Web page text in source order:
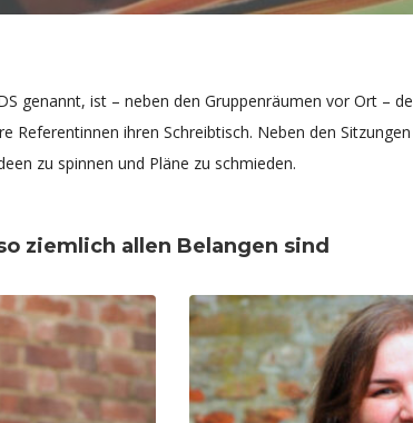
genannt, ist – neben den Gruppenräumen vor Ort –
Referentinnen ihren Schreibtisch. Neben den
zu spinnen und Pläne zu schmieden.
ziemlich allen Belangen sind